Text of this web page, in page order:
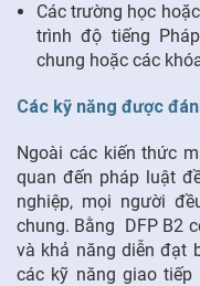
Các trường học
trình độ tiếng
chung hoặc các
Các kỹ năng được
Ngoài các kiến thức
quan đến pháp luật
nghiệp, mọi người
chung. Bằng DFP B2
và khả năng diễn đạt
các kỹ năng giao tiếp